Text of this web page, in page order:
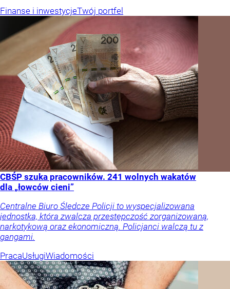
Finanse i inwestycjeTwój portfel
CBŚP szuka pracowników. 241 wolnych wakatów
dla „łowców cieni”
Centralne Biuro Śledcze Policji to wyspecjalizowana
jednostka, która zwalcza przestępczość zorganizowaną,
narkotykową oraz ekonomiczną. Policjanci walczą tu z
gangami.
PracaUsługiWiadomości